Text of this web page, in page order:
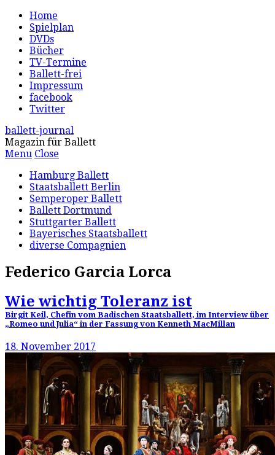
Home
Spielplan
DVDs
Bücher
TV-Termine
Ballett-frei
Impressum
facebook
Twitter
ballett-journal
Magazin für Ballett
Menu Close
Hamburg Ballett
Staatsballett Berlin
Semperoper Ballett
Ballett Dortmund
Stuttgarter Ballett
Bayerisches Staatsballett
diverse Compagnien
Federico Garcia Lorca
Wie wichtig Toleranz ist
Birgit Keil, Chefin vom Badischen Staatsballett, im Interview über
„Romeo und Julia“ in der Fassung von Kenneth MacMillan
18. November 2017